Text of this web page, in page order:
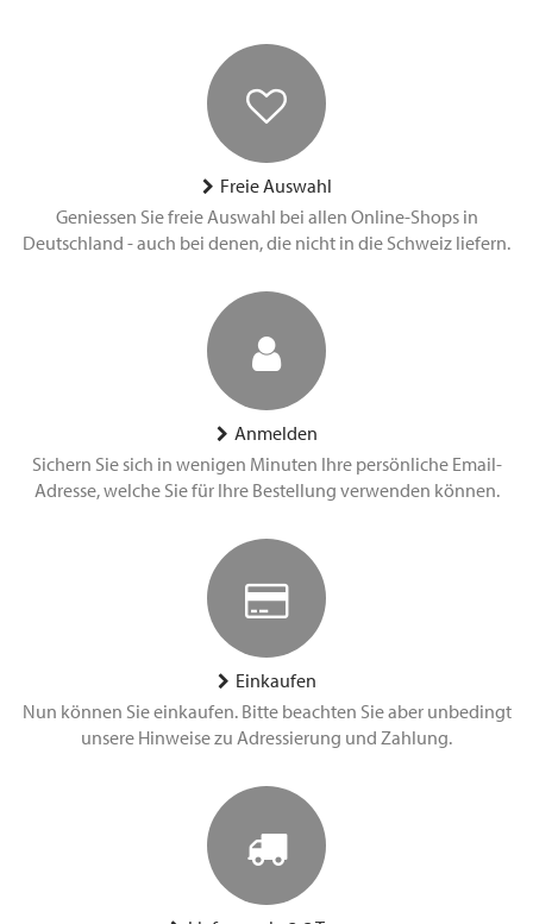
Freie Auswahl
Geniessen Sie freie Auswahl bei allen Online-Shops in
Deutschland - auch bei denen, die nicht in die Schweiz liefern.
Anmelden
Sichern Sie sich in wenigen Minuten Ihre persönliche Email-
Adresse, welche Sie für Ihre Bestellung verwenden können.
Einkaufen
Nun können Sie einkaufen. Bitte beachten Sie aber unbedingt
unsere Hinweise zu Adressierung und Zahlung.